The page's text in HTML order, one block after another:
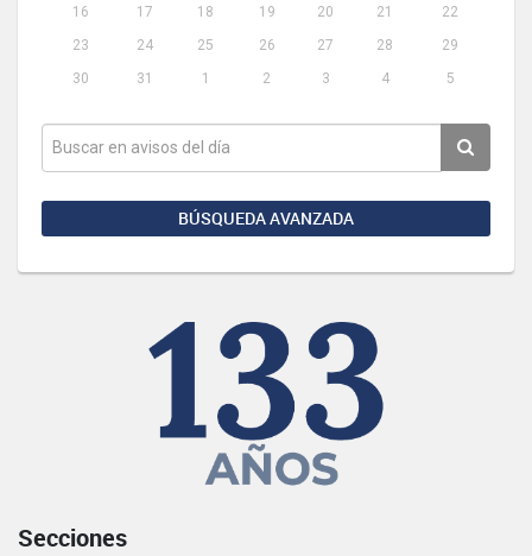
16
17 18 19 20 21
22
23
24 25 26 27 28
29
30
31 1 2 3 4 5
BÚSQUEDA AVANZADA
Secciones